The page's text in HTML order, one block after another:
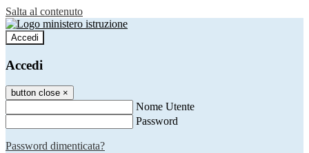
Salta al contenuto
Accedi
Accedi
button close ×
Nome Utente
Password
Password dimenticata?